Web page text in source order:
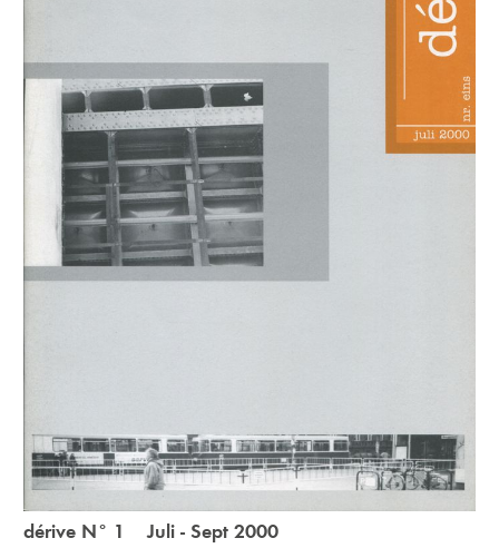
dérive N° 1 Juli - Sept 2000